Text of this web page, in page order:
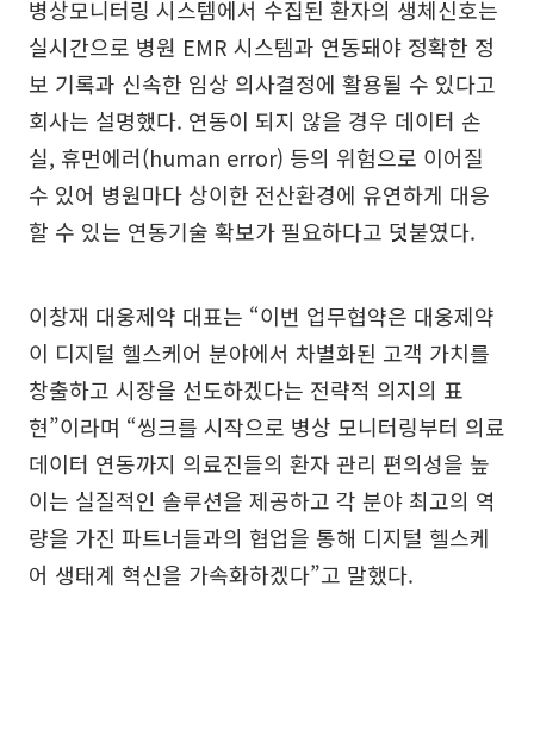
병상모니터링 시스템에서 수집된 환자의 생체신호는
실시간으로 병원 EMR 시스템과 연동돼야 정확한 정
보 기록과 신속한 임상 의사결정에 활용될 수 있다고
회사는 설명했다. 연동이 되지 않을 경우 데이터 손
실, 휴먼에러(human error) 등의 위험으로 이어질
수 있어 병원마다 상이한 전산환경에 유연하게 대응
할 수 있는 연동기술 확보가 필요하다고 덧붙였다.
이창재 대웅제약 대표는 “이번 업무협약은 대웅제약
이 디지털 헬스케어 분야에서 차별화된 고객 가치를
창출하고 시장을 선도하겠다는 전략적 의지의 표
현”이라며 “씽크를 시작으로 병상 모니터링부터 의료
데이터 연동까지 의료진들의 환자 관리 편의성을 높
이는 실질적인 솔루션을 제공하고 각 분야 최고의 역
량을 가진 파트너들과의 협업을 통해 디지털 헬스케
어 생태계 혁신을 가속화하겠다”고 말했다.